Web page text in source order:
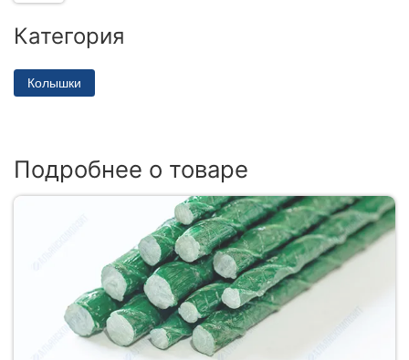
Категория
Колышки
Подробнее о товаре